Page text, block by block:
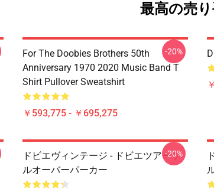
最高の売
For The Doobies Brothers 50th
Anniversary 1970 2020 Music Band T
Shirt Pullover Sweatshirt
￥593,775 - ￥695,275
-20%
ドビエヴィンテージ - ドビエツアープ
ルオーバーパーカー
-20%